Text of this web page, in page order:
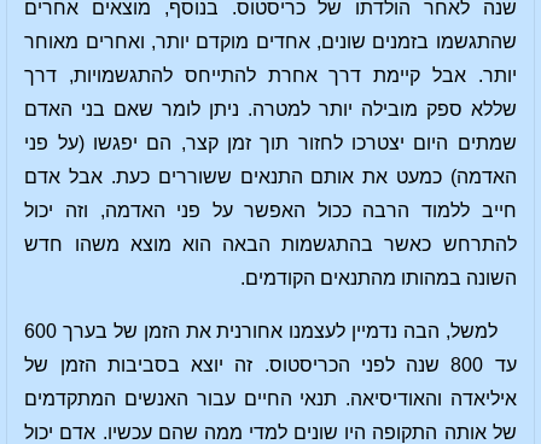
שנה לאחר הולדתו של כריסטוס. בנוסף, מוצאים אחרים
שהתגשמו בזמנים שונים, אחדים מוקדם יותר, ואחרים מאוחר
יותר. אבל קיימת דרך אחרת להתייחס להתגשמויות, דרך
שללא ספק מובילה יותר למטרה. ניתן לומר שאם בני האדם
שמתים היום יצטרכו לחזור תוך זמן קצר, הם יפגשו (על פני
האדמה) כמעט את אותם התנאים ששוררים כעת. אבל אדם
חייב ללמוד הרבה ככול האפשר על פני האדמה, וזה יכול
להתרחש כאשר בהתגשמות הבאה הוא מוצא משהו חדש
השונה במהותו מהתנאים הקודמים.
למשל, הבה נדמיין לעצמנו אחורנית את הזמן של בערך 600
עד 800 שנה לפני הכריסטוס. זה יוצא בסביבות הזמן של
איליאדה והאודיסיאה. תנאי החיים עבור האנשים המתקדמים
של אותה התקופה היו שונים למדי ממה שהם עכשיו. אדם יכול